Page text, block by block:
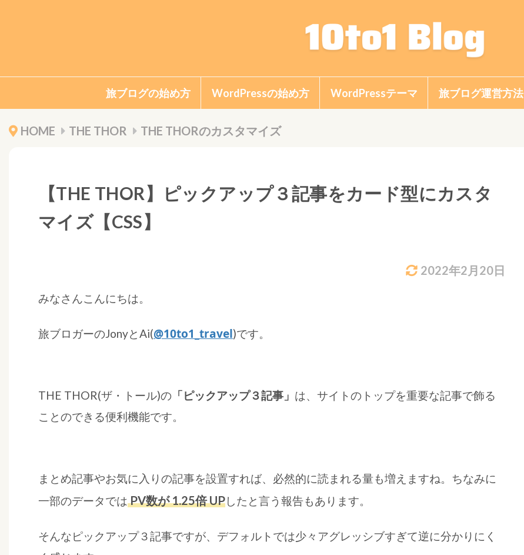
旅ブログの始め方 WordPressの始め方 WordPressテーマ 旅ブログ運営方法
HOME THE THOR THE THORのカスタマイズ
【THE THOR】ピックアップ３記事をカード型にカスタ
マイズ【CSS】
2022年2月20日
みなさんこんにちは。
旅ブロガーのJonyとAi(@10to1_travel)です。
THE THOR(ザ・トール)の 「ピックアップ３記事」 は、サイトのトップを重要な記事で飾る
ことのできる便利機能です。
まとめ記事やお気に入りの記事を設置すれば、必然的に読まれる量も増えますね。ちなみに
一部のデータではPV数が 1.25倍 UPしたと言う報告もあります。
そんなピックアップ３記事ですが、デフォルトでは少々アグレッシブすぎて逆に分かりにく